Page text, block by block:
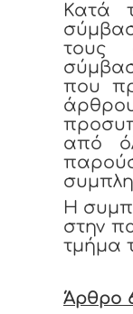
Κατά
τους
που
από
Η
στην
τμήμα
Άρθρο